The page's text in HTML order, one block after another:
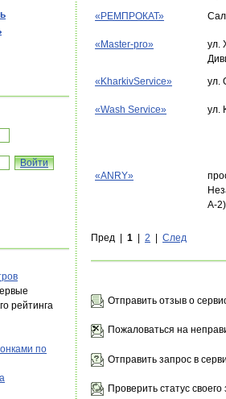
«РЕМПРОКАТ»
«Master-pro»
ул.
«KharkivService»
ул.
«Wash Service» ул.
«ANRY»
А-2)
Пред | 1 2 След
Отправить отзыв о
Пожаловаться на
Отправить запрос в
Проверить статус своего
рейтинга
по